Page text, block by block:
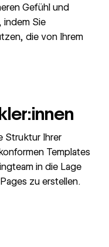
Gefühl und
indem Sie
die von Ihrem
Struktur Ihrer
Templates
in die Lage
zu erstellen.